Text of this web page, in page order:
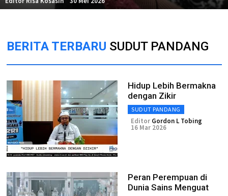
BERITA TERBARU SUDUT PANDANG
Hidup Lebih Bermakna
dengan Zikir
SUDUT PANDANG
Editor Gordon L Tobing
16 Mar 2026
Peran Perempuan di
Dunia Sains Menguat